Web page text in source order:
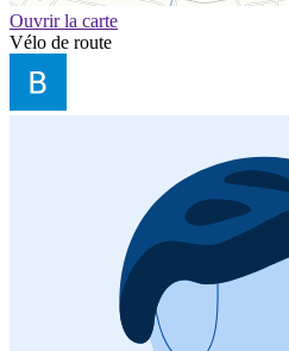
Ouvrir la carte
Vélo de route